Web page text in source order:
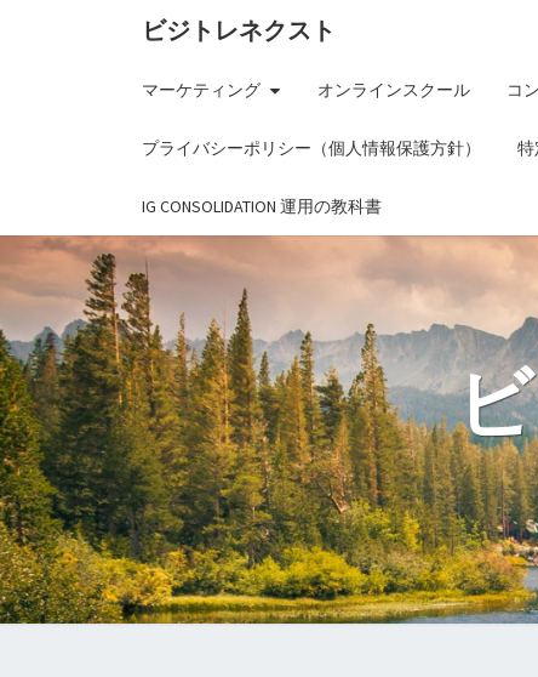
ビジトレネクスト
マーケティング オンラインスクール コ
プライバシーポリシー（個人情報保護方針） 特
IG CONSOLIDATION 運用の教科書